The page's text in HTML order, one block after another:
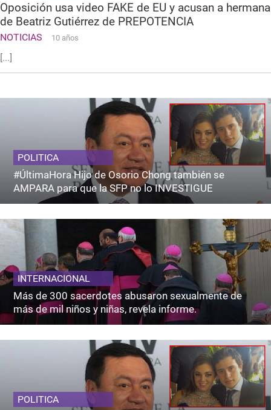
Oposición usa video FAKE de EU y acusan a hermana
de Beatriz Gutiérrez de PREPOTENCIA
NOTICIAS 10 años
[...]
POLITICA
#ÚltimaHora Hijo de Osorio Chong también se
AMPARA para que la SFP no lo INVESTIGUE
INTERNACIONAL
Más de 300 sacerdotes abusaron sexualmente de
más de mil niños y niñas, revela informe.
POLITICA